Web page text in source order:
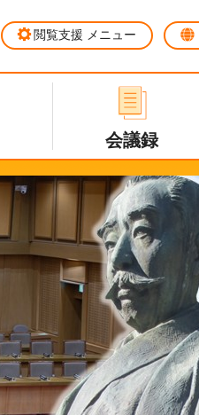
閲覧支援 メニュー
会議録